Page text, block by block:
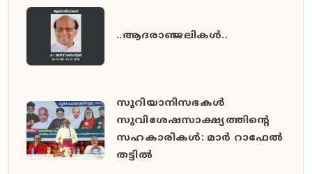
..ആദരാഞ്ജലികൾ..
സുറിയാനിസഭകൾ
സുവിശേഷസാക്ഷ്യത്തിൻ്റെ
സഹകാരികൾ: മാർ റാഫേൽ
തട്ടിൽ